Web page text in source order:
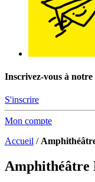
Inscrivez-vous à
S'inscrire
Mon compte
Accueil /
Amphithéâtre